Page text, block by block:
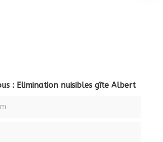
: Elimination nuisibles gîte Albert